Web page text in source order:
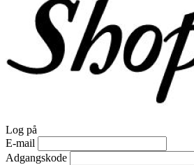
Log på
E-mail
Adgangskode